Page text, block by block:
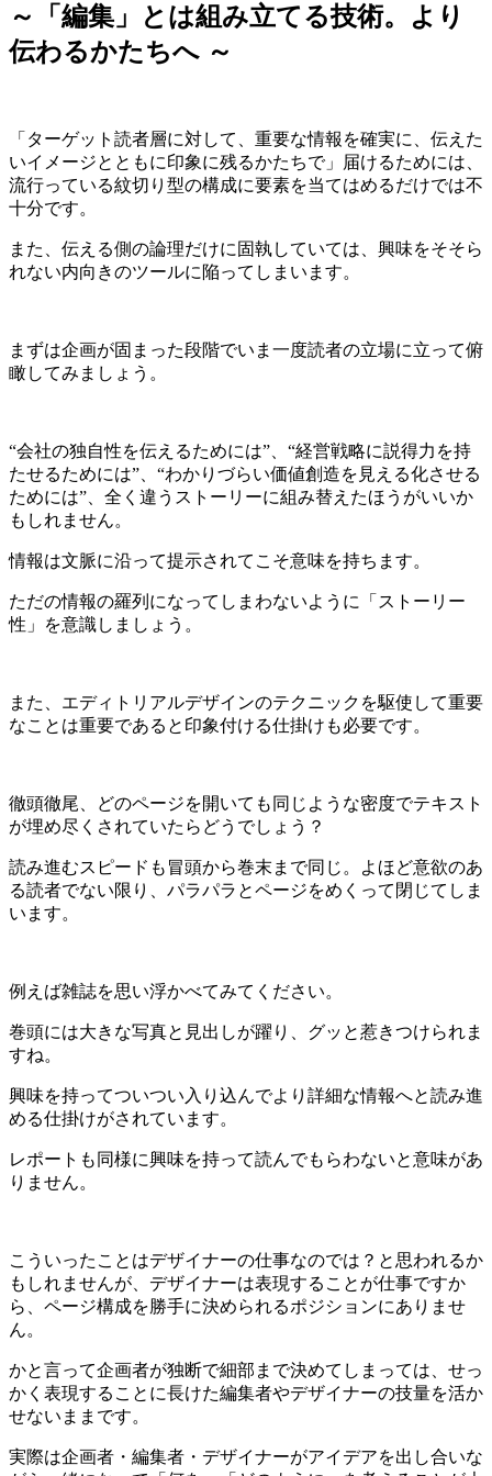
～「編集」とは組み立てる技術。より
伝わるかたちへ ～
「ターゲット読者層に対して、重要な情報を確実に、伝えた
いイメージとともに印象に残るかたちで」届けるためには、
流行っている紋切り型の構成に要素を当てはめるだけでは不
十分です。
また、伝える側の論理だけに固執していては、興味をそそら
れない内向きのツールに陥ってしまいます。
まずは企画が固まった段階でいま一度読者の立場に立って俯
瞰してみましょう。
“会社の独自性を伝えるためには”、“経営戦略に説得力を持
たせるためには”、“わかりづらい価値創造を見える化させる
ためには”、全く違うストーリーに組み替えたほうがいいか
もしれません。
情報は文脈に沿って提示されてこそ意味を持ちます。
ただの情報の羅列になってしまわないように「ストーリー
性」を意識しましょう。
また、エディトリアルデザインのテクニックを駆使して重要
なことは重要であると印象付ける仕掛けも必要です。
徹頭徹尾、どのページを開いても同じような密度でテキスト
が埋め尽くされていたらどうでしょう？
読み進むスピードも冒頭から巻末まで同じ。よほど意欲のあ
る読者でない限り、パラパラとページをめくって閉じてしま
います。
例えば雑誌を思い浮かべてみてください。
巻頭には大きな写真と見出しが躍り、グッと惹きつけられま
すね。
興味を持ってついつい入り込んでより詳細な情報へと読み進
める仕掛けがされています。
レポートも同様に興味を持って読んでもらわないと意味があ
りません。
こういったことはデザイナーの仕事なのでは？と思われるか
もしれませんが、デザイナーは表現することが仕事ですか
ら、ページ構成を勝手に決められるポジションにありませ
ん。
かと言って企画者が独断で細部まで決めてしまっては、せっ
かく表現することに長けた編集者やデザイナーの技量を活か
せないままです。
実際は企画者・編集者・デザイナーがアイデアを出し合いな